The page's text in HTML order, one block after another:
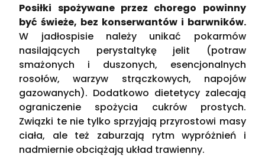
Posiłki spożywane przez chorego powinny
być świeże, bez konserwantów i barwników.
W jadłospisie należy unikać pokarmów
nasilających perystaltykę jelit (potraw
smażonych i duszonych, esencjonalnych
rosołów, warzyw strączkowych, napojów
gazowanych). Dodatkowo dietetycy zalecają
ograniczenie spożycia cukrów prostych.
Związki te nie tylko sprzyjają przyrostowi masy
ciała, ale też zaburzają rytm wypróżnień i
nadmiernie obciążają układ trawienny.